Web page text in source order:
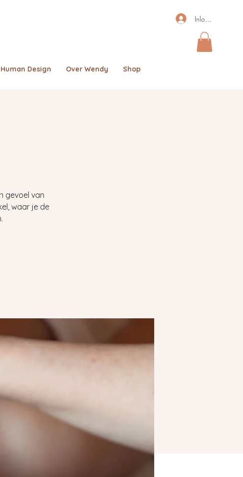
Inloggen
Human Design Over Wendy Shop
gevoel van
waar je de